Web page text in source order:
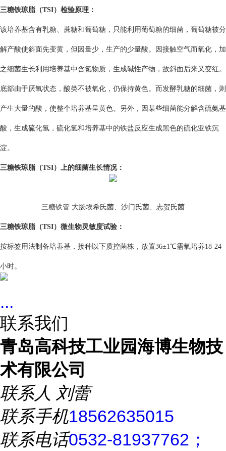
三糖铁琼脂（TSI） 检验原理 ：
该培养基含有乳糖、蔗糖和葡萄糖，只能利用葡萄糖的细菌，葡萄糖被分
解产酸使斜面先变黄，但因量少，生产的少量酸。因接触空气而氧化，加
之细菌生长利用培养基中含氮物质，生成碱性产物，故斜面后来又变红。
底部由于厌氧状态，酸类不被氧化，仍保持黄色。而发酵乳糖的细菌，则
产生大量的酸，使整个培养基呈黄色。另外，因某些细菌能分解含硫氨基
酸，生成硫化氢，硫化氢和培养基中的铁盐反应生成黑色的硫化亚铁沉
淀。
三糖铁琼脂（TSI）上的细菌生长情况：
三糖铁管 大肠埃希氏菌、 沙门氏菌、 志贺氏菌
三糖铁琼脂（TSI） 微生物灵敏度试验：
按标签用法制备培养基，接种以下质控菌株，放置36±1℃需氧培养18-24
小时。
...
联系我们
青岛高科技工业园海博生物技
术有限公司
联系人 刘蕾
联系手机18562635015
联系电话0532-81937762；